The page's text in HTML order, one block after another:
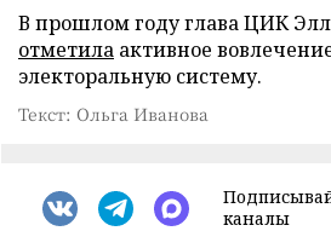
В прошлом году глава ЦИК
отметила активное
электоральную систему.
Текст: Ольга Иванова
каналы